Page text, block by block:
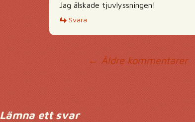
Jag älskade tjuvlyssningen!
Svara
← Äldre kommentarer
Lämna ett svar